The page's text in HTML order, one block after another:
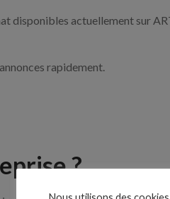
disponibles actuellement sur
rapidement.
?